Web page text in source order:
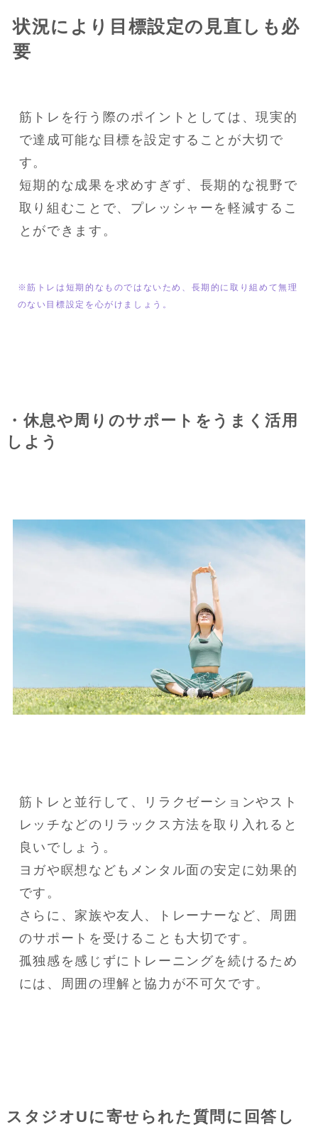
状況により目標設定の見直しも必
要
筋トレを行う際のポイントとしては、現実的
で達成可能な目標を設定することが大切で
す。
短期的な成果を求めすぎず、長期的な視野で
取り組むことで、プレッシャーを軽減するこ
とができます。
※筋トレは短期的なものではないため、長期的に取り組めて無理
のない目標設定を心がけましょう。
・休息や周りのサポートをうまく活用
しよう
筋トレと並行して、リラクゼーションやスト
レッチなどのリラックス方法を取り入れると
良いでしょう。
ヨガや瞑想などもメンタル面の安定に効果的
です。
さらに、家族や友人、トレーナーなど、周囲
のサポートを受けることも大切です。
孤独感を感じずにトレーニングを続けるため
には、周囲の理解と協力が不可欠です。
スタジオUに寄せられた質問に回答し